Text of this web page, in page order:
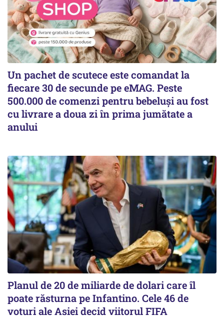
Un pachet de scutece este comandat la
fiecare 30 de secunde pe eMAG. Peste
500.000 de comenzi pentru bebeluși au fost
cu livrare a doua zi în prima jumătate a
anului
Planul de 20 de miliarde de dolari care îl
poate răsturna pe Infantino. Cele 46 de
voturi ale Asiei decid viitorul FIFA